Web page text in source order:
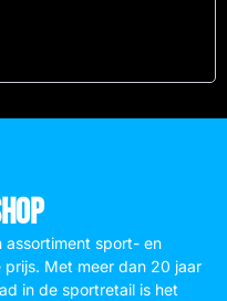
assortiment sport- en
Met meer dan 20 jaar
in de sportretail is het